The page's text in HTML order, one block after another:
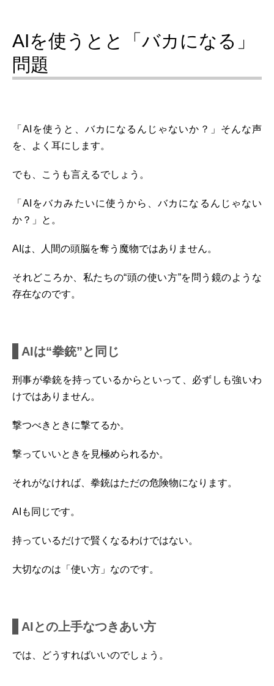
AIを使うとと「バカになる」
問題
「AIを使うと、バカになるんじゃないか？」そんな声
を、よく耳にします。
でも、こうも言えるでしょう。
「AIをバカみたいに使うから、バカになるんじゃない
か？」と。
AIは、人間の頭脳を奪う魔物ではありません。
それどころか、私たちの“頭の使い方”を問う鏡のような
存在なのです。
AIは“拳銃”と同じ
刑事が拳銃を持っているからといって、必ずしも強いわ
けではありません。
撃つべきときに撃てるか。
撃っていいときを見極められるか。
それがなければ、拳銃はただの危険物になります。
AIも同じです。
持っているだけで賢くなるわけではない。
大切なのは「使い方」なのです。
AIとの上手なつきあい方
では、どうすればいいのでしょう。